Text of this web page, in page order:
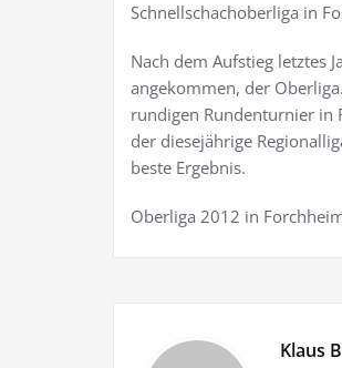
Schnellschachoberliga in
Nach dem Aufstieg letztes
angekommen, der
rundigen Rundenturnier in
der diesejährige
beste Ergebnis.
Oberliga 2012 in
Klaus